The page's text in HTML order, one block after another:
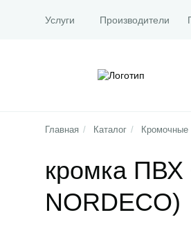
Услуги Производители
Главная / Каталог /
кромка ПВХ
NORDECO)